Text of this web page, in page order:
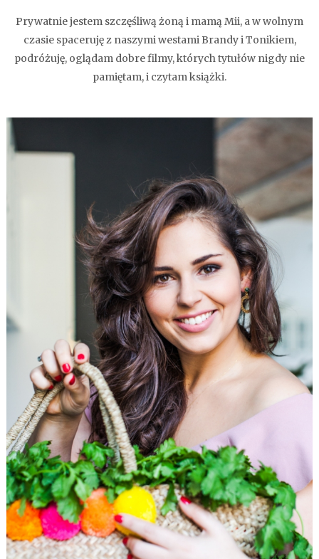
Prywatnie jestem szczęśliwą żoną i mamą Mii, a w wolnym
czasie spaceruję z naszymi westami Brandy i Tonikiem,
podróżuję, oglądam dobre filmy, których tytułów nigdy nie
pamiętam, i czytam książki.